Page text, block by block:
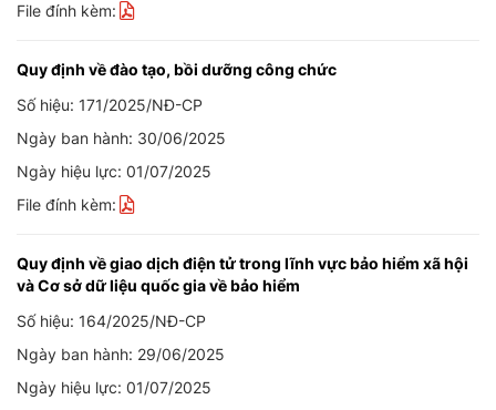
File đính kèm:
Quy định về đào tạo, bồi dưỡng công chức
Số hiệu: 171/2025/NĐ-CP
Ngày ban hành: 30/06/2025
Ngày hiệu lực: 01/07/2025
File đính kèm:
Quy định về giao dịch điện tử trong lĩnh vực bảo hiểm xã hội
và Cơ sở dữ liệu quốc gia về bảo hiểm
Số hiệu: 164/2025/NĐ-CP
Ngày ban hành: 29/06/2025
Ngày hiệu lực: 01/07/2025